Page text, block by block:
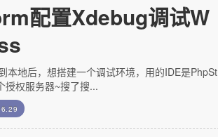
配置Xdebug调试W
本地后，想搭建一个调试环境，用的IDE是PhpSt
授权服务器~搜了搜...